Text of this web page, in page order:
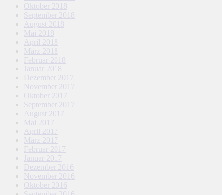
Oktober 2018
September 2018
August 2018
Mai 2018
April 2018
März 2018
Februar 2018
Januar 2018
Dezember 2017
November 2017
Oktober 2017
September 2017
August 2017
Mai 2017
April 2017
März 2017
Februar 2017
Januar 2017
Dezember 2016
November 2016
Oktober 2016